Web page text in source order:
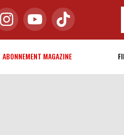
ABONNEMENT MAGAZINE